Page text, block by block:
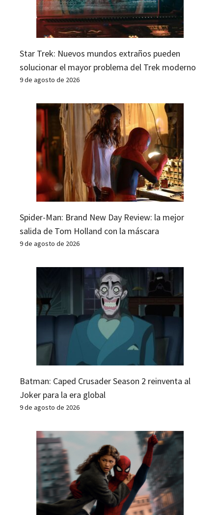
Star Trek: Nuevos mundos extraños pueden
solucionar el mayor problema del Trek moderno
9 de agosto de 2026
Spider-Man: Brand New Day Review: la mejor
salida de Tom Holland con la máscara
9 de agosto de 2026
Batman: Caped Crusader Season 2 reinventa al
Joker para la era global
9 de agosto de 2026